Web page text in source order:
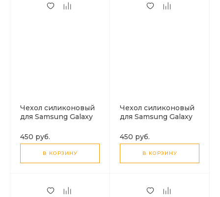
Чехол силиконовый
для Samsung Galaxy
микрофиброй
внутри, с защитой
камеры, X-CASE,
черный
450 руб.
В КОРЗИНУ
Чехол силиконовый
для Samsung Galaxy
внутри, с защитой
камеры, X-CASE,
черный
450 руб.
В КОРЗИНУ